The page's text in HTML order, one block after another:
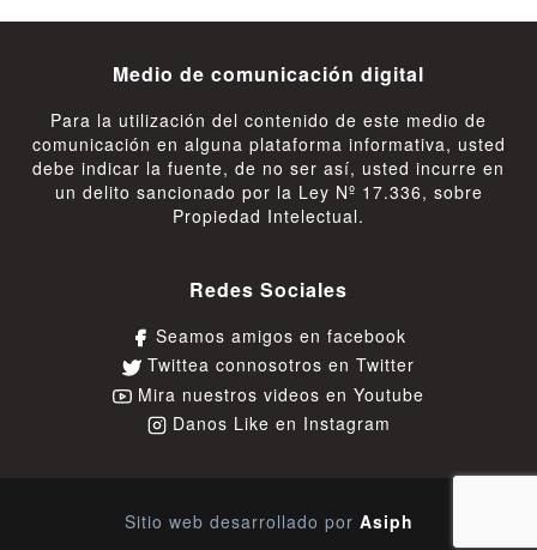
Medio de comunicación digital
Para la utilización del contenido de este medio de
comunicación en alguna plataforma informativa, usted
debe indicar la fuente, de no ser así, usted incurre en
un delito sancionado por la Ley Nº 17.336, sobre
Propiedad Intelectual.
Redes Sociales
Seamos amigos en facebook
Twittea connosotros en Twitter
Mira nuestros videos en Youtube
Danos Like en Instagram
Sitio web desarrollado por Asiph